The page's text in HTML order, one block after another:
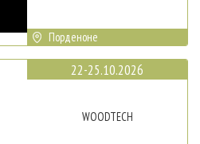
Порденоне
22-25.10.2026
WOODTECH